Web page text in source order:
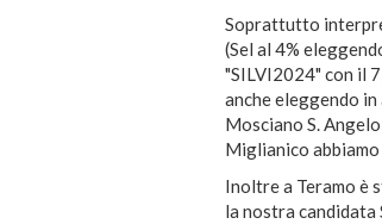
Soprattutto
(Sel al 4%
"SILVI2024" con il
anche eleggendo
Mosciano S.
Miglianico
Inoltre a Teramo è
la nostra